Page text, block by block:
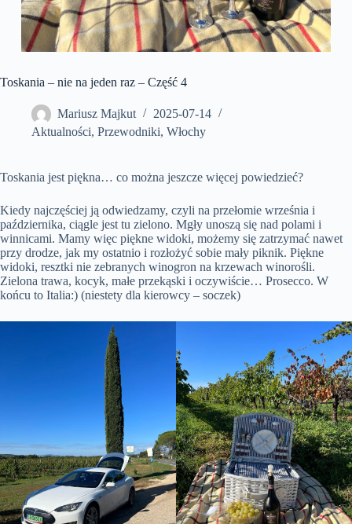
Toskania – nie na jeden raz – Część 4
Mariusz Majkut
2025-07-14
Aktualności, Przewodniki, Włochy
Toskania jest piękna… co można jeszcze więcej powiedzieć?
Kiedy najczęściej ją odwiedzamy, czyli na przełomie września i
października, ciągle jest tu zielono. Mgły unoszą się nad polami i
winnicami. Mamy więc piękne widoki, możemy się zatrzymać nawet
przy drodze, jak my ostatnio i rozłożyć sobie mały piknik. Piękne
widoki, resztki nie zebranych winogron na krzewach winorośli.
Zielona trawa, kocyk, małe przekąski i oczywiście… Prosecco. W
końcu to Italia:) (niestety dla kierowcy – soczek)